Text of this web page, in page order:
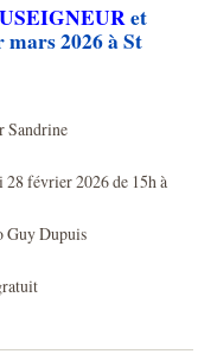
et
mars 2026 à St
Sandrine
février 2026 de 15h à
Guy Dupuis